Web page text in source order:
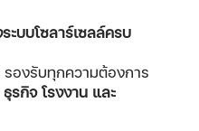
ะบบโซลาร์เซลล์ครบ
รองรับทุกความต้องการ
ธุรกิจ โรงงาน และ